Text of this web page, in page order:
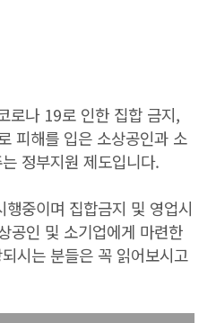
로나 19로 인한 집합 금지,
피해를 입은 소상공인과 소
정부지원 제도입니다.
중이며 집합금지 및 영업시
공인 및 소기업에게 마련한
시는 분들은 꼭 읽어보시고